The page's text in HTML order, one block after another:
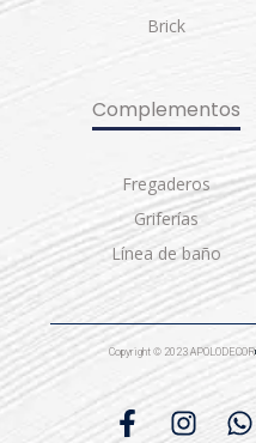
Brick
Complementos
Fregaderos
Griferías
Línea de baño
Copyright © 2023 APOLODECOR